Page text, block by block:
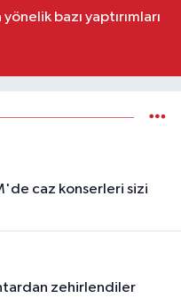
bazı yaptırımları
zehirlendiler